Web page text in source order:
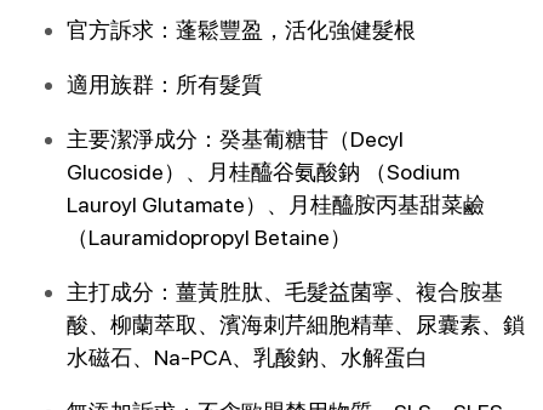
官方訴求：蓬鬆豐盈，活化強健髮根
適用族群：所有髮質
主要潔淨成分：癸基葡糖苷（Decyl
Glucoside）、月桂醯谷氨酸鈉 （Sodium
Lauroyl Glutamate）、月桂醯胺丙基甜菜鹼
（Lauramidopropyl Betaine）
主打成分：薑黃胜肽、毛髮益菌寧、複合胺基
酸、柳蘭萃取、濱海刺芹細胞精華、尿囊素、鎖
水磁石、Na-PCA、乳酸鈉、水解蛋白